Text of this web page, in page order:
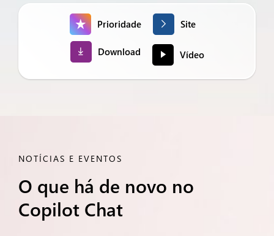
Prioridade Site
Download Vídeo
NOTÍCIAS E EVENTOS
O que há de novo no
Copilot Chat